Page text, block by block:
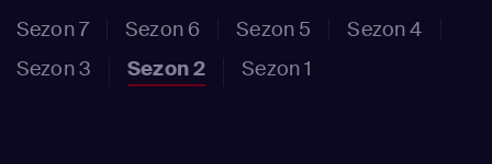
Sezon 7 Sezon 6 Sezon 5
Sezon 4
Sezon 3
Sezon 2 Sezon 1